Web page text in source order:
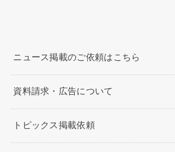
ニュース掲載のご依頼はこちら
資料請求・広告について
トピックス掲載依頼